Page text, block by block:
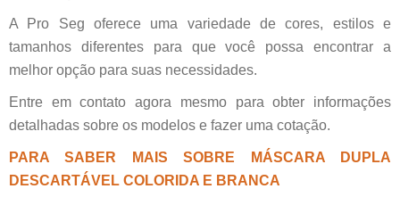
A Pro Seg oferece uma variedade de cores, estilos e
tamanhos diferentes para que você possa encontrar a
melhor opção para suas necessidades.
Entre em contato agora mesmo para obter informações
detalhadas sobre os modelos e fazer uma cotação.
PARA SABER MAIS SOBRE MÁSCARA DUPLA
DESCARTÁVEL COLORIDA E BRANCA